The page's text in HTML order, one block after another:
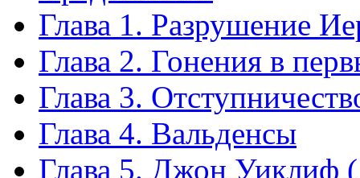
Глава 1. Разрушение
Глава 2. Гонения в
Глава 3.
Глава 4. Вальденсы
Глава 5. Джон Уиклиф